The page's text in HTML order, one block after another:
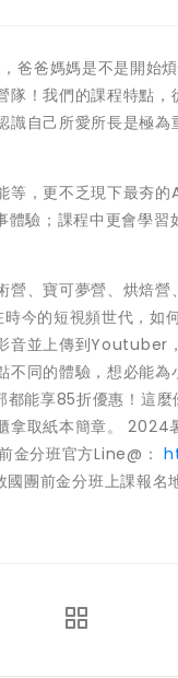
爸媽媽是不是開始
！我們的課程特點
自己所愛所長是極
，更不乏現下最夯
驗；課程中更會學習
、寶可夢營、烘焙
今的短視頻世代，如
音並上傳到Youtuber
同的體驗，想必能
能享85折優惠！這麼
拿取紙本簡章。 2024
金分班官方Line@：
國團前金分班上課報